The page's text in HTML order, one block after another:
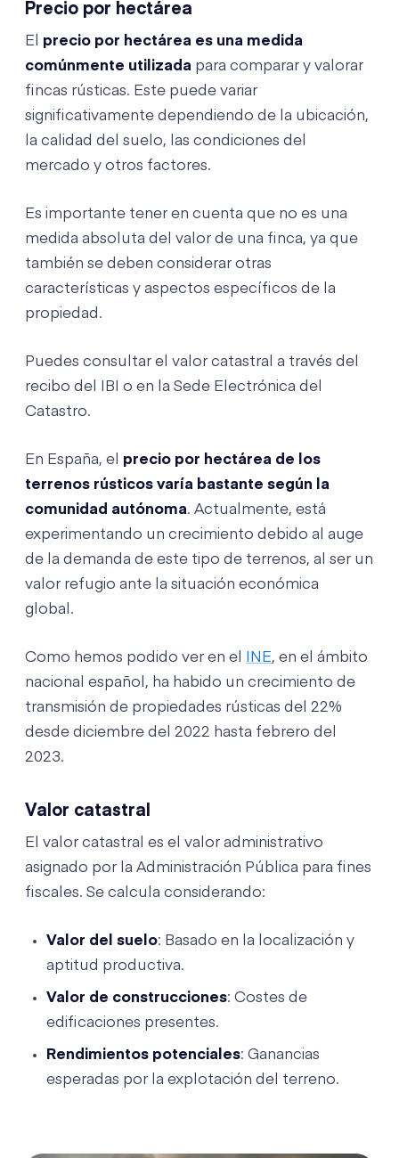
Precio por hectárea
El precio por hectárea es una medida
comúnmente utilizada para comparar y valorar
fincas rústicas. Este puede variar
significativamente dependiendo de la ubicación,
la calidad del suelo, las condiciones del
mercado y otros factores.
Es importante tener en cuenta que no es una
medida absoluta del valor de una finca, ya que
también se deben considerar otras
características y aspectos específicos de la
propiedad.
Puedes consultar el valor catastral a través del
recibo del IBI o en la Sede Electrónica del
Catastro.
En España, el precio por hectárea de los
terrenos rústicos varía bastante según la
comunidad autónoma. Actualmente, está
experimentando un crecimiento debido al auge
de la demanda de este tipo de terrenos, al ser un
valor refugio ante la situación económica
global.
Como hemos podido ver en el INE, en el ámbito
nacional español, ha habido un crecimiento de
transmisión de propiedades rústicas del 22%
desde diciembre del 2022 hasta febrero del
2023.
Valor catastral
El valor catastral es el valor administrativo
asignado por la Administración Pública para fines
fiscales. Se calcula considerando:
Valor del suelo: Basado en la localización y
aptitud productiva.
Valor de construcciones: Costes de
edificaciones presentes.
Rendimientos potenciales: Ganancias
esperadas por la explotación del terreno.